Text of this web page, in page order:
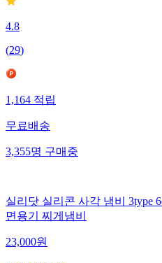
4.8
(29)
1,164적립
무료배송
3,355명구매중
실리닷 실리콘 사각 냄비 3type
면용기 찌게냄비
23,000원